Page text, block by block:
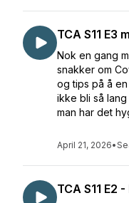
TCA S11 E3
Nok en gang
snakker om
og tips på å
ikke bli så
man har det
April 21, 2026•
TCA S11 E2